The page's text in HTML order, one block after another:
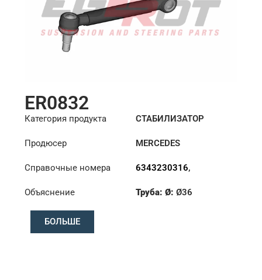
ER0832
Категория продукта СТАБИЛИЗАТОР
Продюсер MERCEDES
Справочные номера 6343230316,
Объяснение
Труба: Ø:Ø36
БОЛЬШЕ